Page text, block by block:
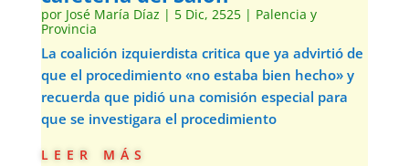
por José María Díaz | 5 Dic, 2525| Palencia y
Provincia
La coalición izquierdista critica que ya advirtió de
que el procedimiento «no estaba bien hecho» y
recuerda que pidió una comisión especial para
que se investigara el procedimiento
leer más